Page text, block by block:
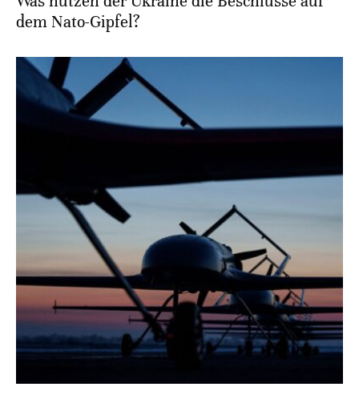
dem Nato-Gipfel?